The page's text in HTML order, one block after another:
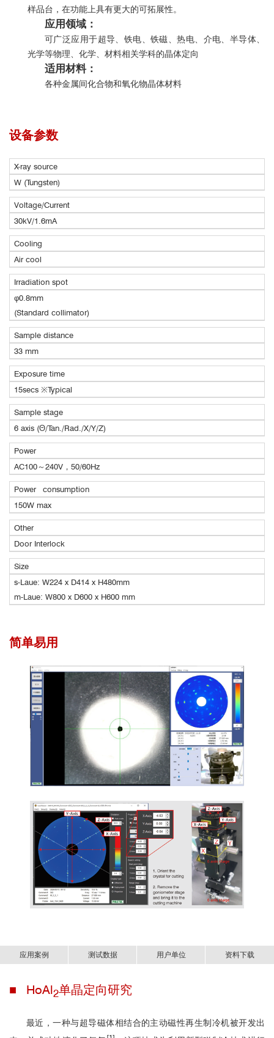
样品台，在功能上具有更大的可拓展性。
应用领域：
可广泛应用于超导、铁电、铁磁、热电、介电、半导体、
光学等物理、化学、材料相关学科的晶体定向
适用材料：
各种金属间化合物和氧化物晶体材料
设备参数
X-ray source
W (Tungsten)
Voltage/Current
30kV/1.6mA
Cooling
Air cool
Irradiation spot
φ0.8mm
(Standard collimator)
Sample distance
33 mm
Exposure time
15secs ※Typical
Sample stage
6 axis (Θ/Tan./Rad./X/Y/Z)
Power
AC100～240V，50/60Hz
Power consumption
150W max
Other
Door Interlock
Size
s-Laue: W224 x D414 x H480mm
m-Laue: W800 x D600 x H600 mm
简单易用
应用案例 测试数据 用户单位 资料下载
■ HoAl2单晶定向研究
最近，一种与超导磁体相结合的主动磁性再生制冷机被开发出
新一代X射线单晶定向系统-s-Laue/m-Laue.pdf